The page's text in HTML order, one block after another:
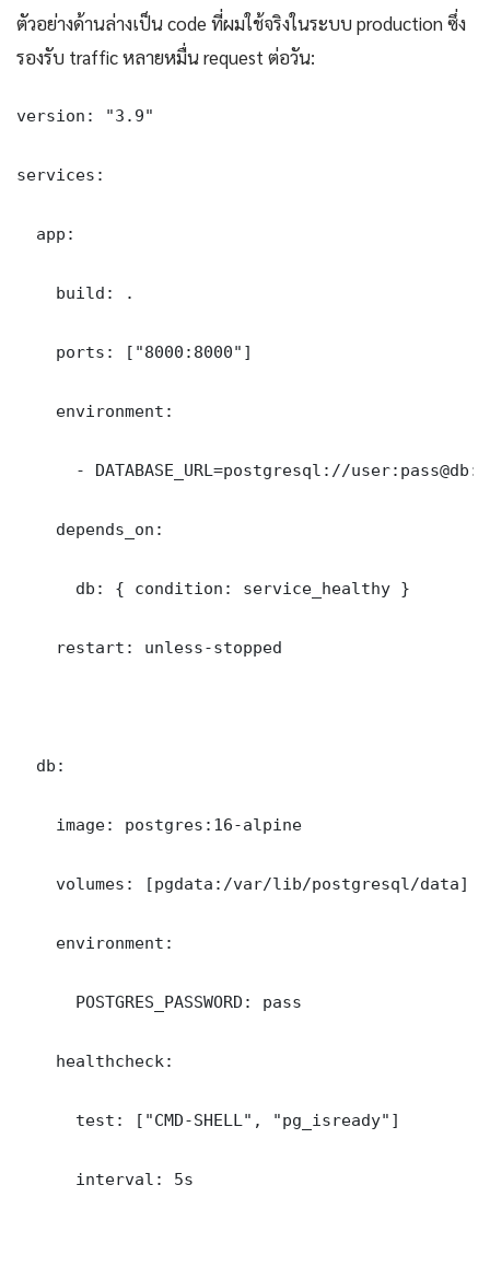
ตัวอย่างด้านล่างเป็น code ที่ผมใช้จริงในระบบ production ซึ่ง
รองรับ traffic หลายหมื่น request ต่อวัน:
version: "3.9"
services:
  app:
    build: .
    ports: ["8000:8000"]
    environment:
- DATABASE_URL=postgresql://
    depends_on:
      db: { condition: service_healthy }
    restart: unless-stopped
  db:
    image: postgres:16-alpine
    volumes: [pgdata:/var/lib/postgresql/data]
    environment:
      POSTGRES_PASSWORD: pass
    healthcheck:
      test: ["CMD-SHELL", "pg_isready"]
      interval: 5s